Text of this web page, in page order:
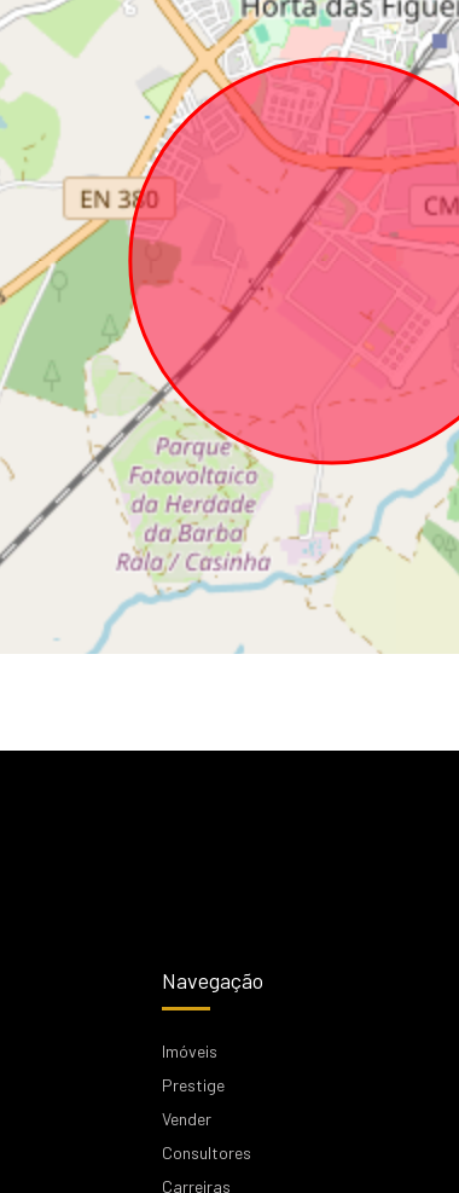
Navegação
Imóveis
Prestige
Vender
Consultores
Carreiras